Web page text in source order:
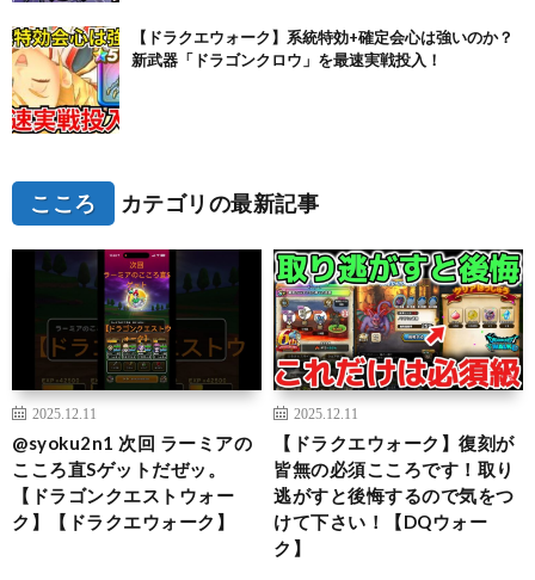
【ドラクエウォーク】系統特効+確定会心は強いのか？
新武器「ドラゴンクロウ」を最速実戦投入！
こころ カテゴリの最新記事
2025.12.11
@syoku2n1 次回 ラーミアの
こころ直Sゲットだぜッ。
【ドラゴンクエストウォー
ク】【ドラクエウォーク】
2025.12.11
【ドラクエウォーク】復刻が
皆無の必須こころです！取り
逃がすと後悔するので気をつ
けて下さい！【DQウォー
ク】